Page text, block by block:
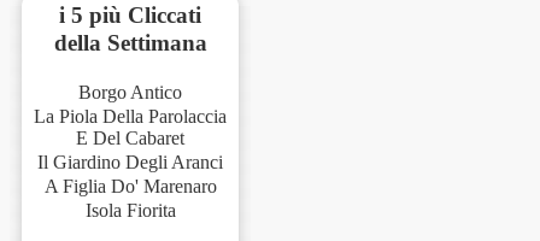
i 5 più Cliccati
della Settimana
Borgo Antico
La Piola Della Parolaccia
E Del Cabaret
Il Giardino Degli Aranci
A Figlia Do' Marenaro
Isola Fiorita